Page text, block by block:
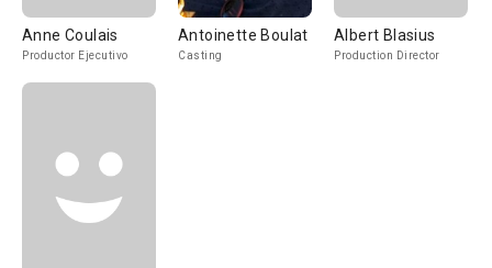
Anne Coulais
Productor Ejecutivo
Antoinette Boulat
Casting
Albert Blasius
Production Director